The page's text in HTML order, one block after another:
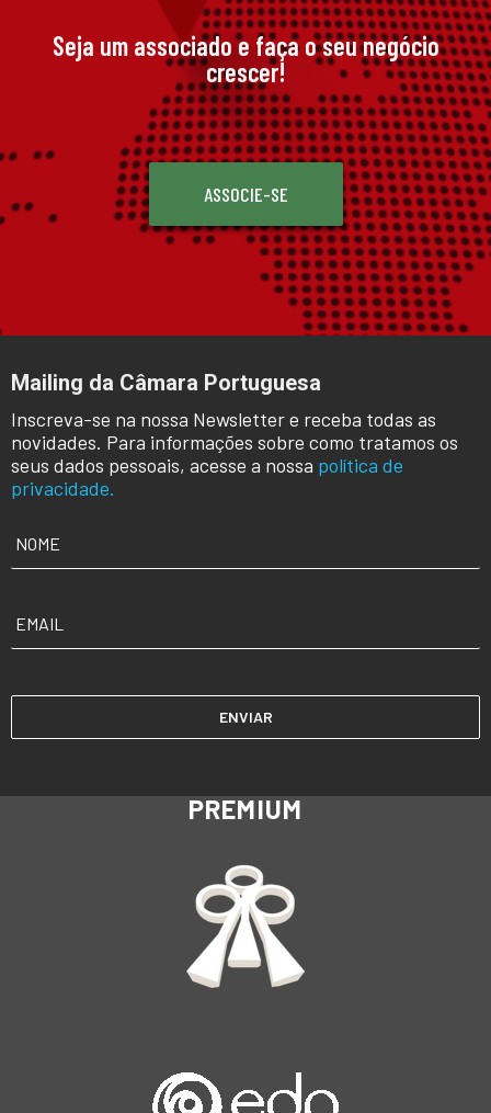
Seja um associado e faça o seu negócio
crescer!
ASSOCIE-SE
Mailing da Câmara Portuguesa
Inscreva-se na nossa Newsletter e receba todas as
novidades. Para informações sobre como tratamos os
seus dados pessoais, acesse a nossa política de
privacidade.
PREMIUM